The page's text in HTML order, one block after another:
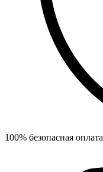
100% безопасная оплата